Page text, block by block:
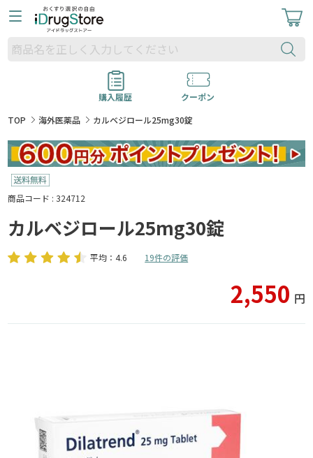
購入履歴
クーポン
TOP
海外医薬品 カルベジロール25mg30錠
商品コード : 324712
カルベジロール25mg30錠
平均：4.6 19件の評価
2,550 円